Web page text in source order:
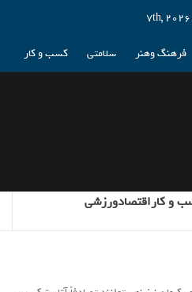
فرهنگ وهنر سلامتی کسب و کار
و کاراقتصادورزشی